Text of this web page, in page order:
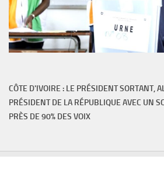
CÔTE D'IVOIRE : LE PRÉSIDENT SORTANT,
PRÉSIDENT DE LA RÉPUBLIQUE AVEC UN
PRÈS DE 90% DES VOIX